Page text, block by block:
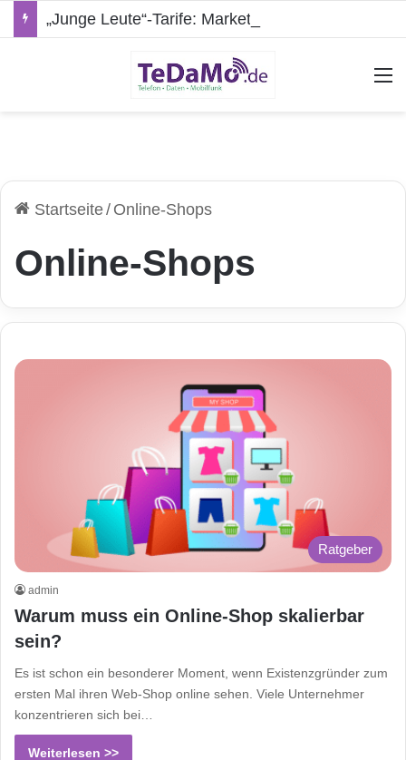
Startseite/ Online-Shops
Online-Shops
Ratgeber
admin
Warum muss ein Online-Shop skalierbar
sein?
Es ist schon ein besonderer Moment, wenn Existenzgründer zum
ersten Mal ihren Web-Shop online sehen. Viele Unternehmer
konzentrieren sich bei…
Weiterlesen >>